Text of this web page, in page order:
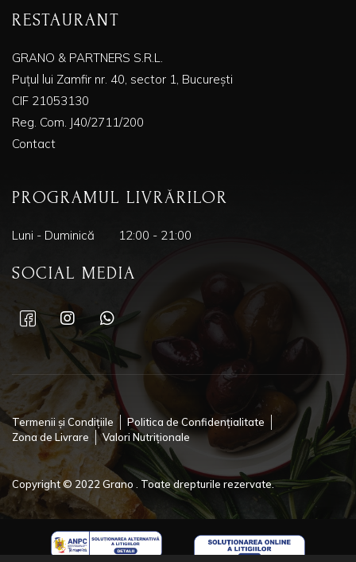
RESTAURANT
GRANO & PARTNERS S.R.L.
Puțul lui Zamfir nr. 40, sector 1, București
CIF 21053130
Reg. Com. J40/2711/200
Contact
PROGRAMUL LIVRĂRILOR
Luni - Duminică 12:00 - 21:00
SOCIAL MEDIA
Termenii și Condițiile
Politica de Confidențialitate
Zona de Livrare
Valori Nutriționale
Copyright © 2022 Grano . Toate drepturile rezervate.